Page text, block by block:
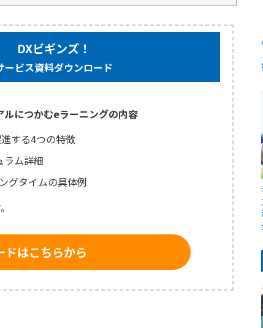
DXビギンズ！
ービス資料ダウンロード
ルにつかむeラーニングの内容
する4つの特徴
ラム詳細
グタイムの具体例
ドはこちらから